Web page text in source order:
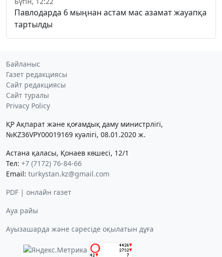
Павлодарда 6 мыңнан астам мас азамат жауапқа
тартылды
Байланыс
Газет редакциясы
Сайт редакциясы
Сайт туралы
Privacy Policy
ҚР Ақпарат және қоғамдық даму министрлігі,
№KZ36VPY00019169 куәлігі, 08.01.2020 ж.
Астана қаласы, Қонаев көшесі, 12/1
Тел: +7 (7172) 76-84-66
Email: turkystan.kz@gmail.com
PDF | онлайн газет
Ауа райы
Ауызашарда және сәресіде оқылатын дұға